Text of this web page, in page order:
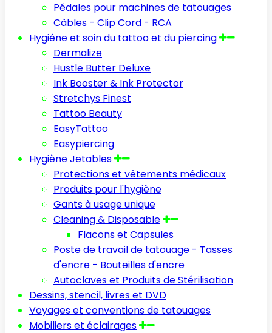
Pédales pour machines de tatouages
Câbles - Clip Cord - RCA
Hygiéne et soin du tattoo et du piercing
Dermalize
Hustle Butter Deluxe
Ink Booster & Ink Protector
Stretchys Finest
Tattoo Beauty
EasyTattoo
Easypiercing
Hygiène Jetables
Protections et vêtements médicaux
Produits pour l'hygiène
Gants à usage unique
Cleaning & Disposable
Flacons et Capsules
Poste de travail de tatouage - Tasses
d'encre - Bouteilles d'encre
Autoclaves et Produits de Stérilisation
Dessins, stencil, livres et DVD
Voyages et conventions de tatouages
Mobiliers et éclairages